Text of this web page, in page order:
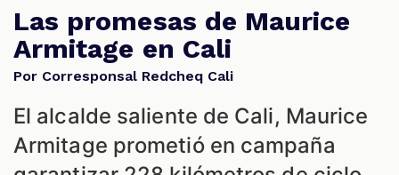
Las promesas de Maurice
Armitage en Cali
Por Corresponsal Redcheq Cali
El alcalde saliente de Cali, Maurice
Armitage prometió en campaña